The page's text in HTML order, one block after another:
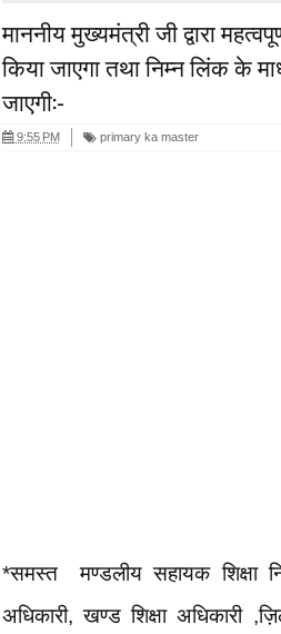
माननीय मुख्यमंत्री जी द्वारा
किया जाएगा तथा निम्न लिंक के
जाएगी:-
9:55 PM primary ka master
*समस्त मण्डलीय सहायक शिक्षा
अधिकारी, खण्ड शिक्षा अधिकारी